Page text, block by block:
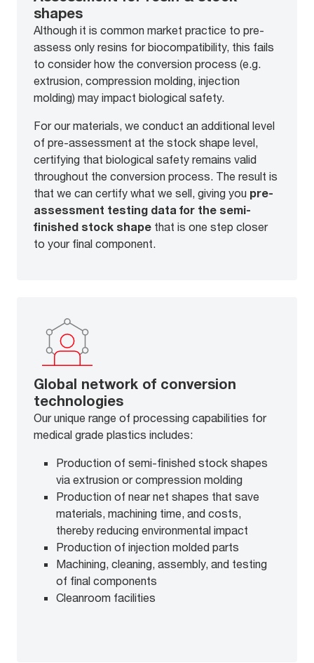
shapes
Although it is common market practice to pre-
assess only resins for biocompatibility, this fails
to consider how the conversion process (e.g.
extrusion, compression molding, injection
molding) may impact biological safety.
For our materials, we conduct an additional level
of pre-assessment at the stock shape level,
certifying that biological safety remains valid
throughout the conversion process. The result is
that we can certify what we sell, giving you pre-
assessment testing data for the semi-
finished stock shape that is one step closer
to your final component.
Global network of conversion
technologies
Our unique range of processing capabilities for
medical grade plastics includes:
Production of semi-finished stock shapes
via extrusion or compression molding
Production of near net shapes that save
materials, machining time, and costs,
thereby reducing environmental impact
Production of injection molded parts
Machining, cleaning, assembly, and testing
of final components
Cleanroom facilities